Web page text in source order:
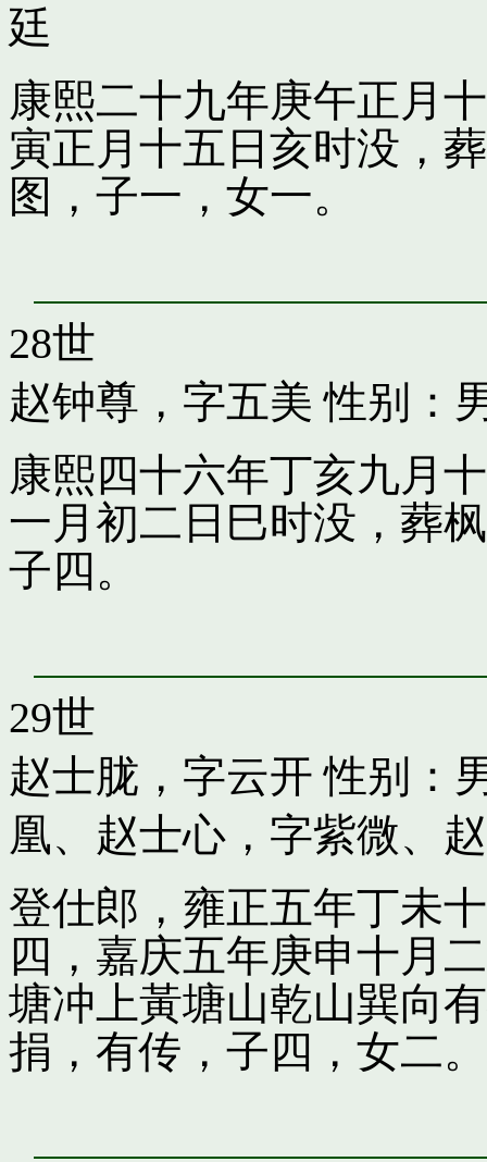
廷
康熙二十九年庚午正月
寅正月十五日亥时没，
图，子一，女一。
28世
赵钟尊，字五美 性别：
康熙四十六年丁亥九月
一月初二日巳时没，葬
子四。
29世
赵士胧，字云开 性别：
凰、 赵士心，字紫微、
登仕郎，雍正五年丁未
四，嘉庆五年庚申十月
塘冲上黃塘山乾山巽向
捐，有传，子四，女二。